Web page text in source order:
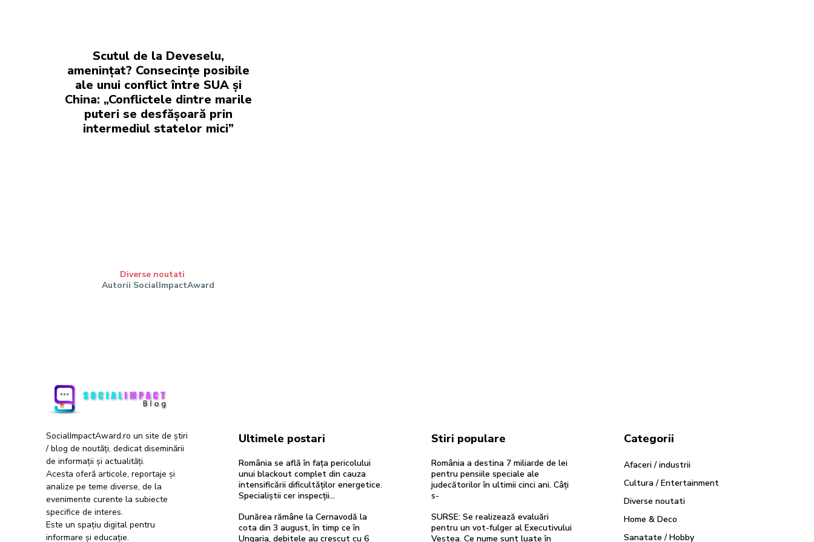
Scutul de la Deveselu,
amenințat? Consecințe posibile
ale unui conflict între SUA și
China: „Conflictele dintre marile
puteri se desfășoară prin
intermediul statelor mici”
Diverse noutati
Autorii SocialImpactAward
SocialImpactAward.ro un site de știri
/ blog de noutăți, dedicat diseminării
de informații și actualități.
Acesta oferă articole, reportaje și
analize pe teme diverse, de la
evenimente curente la subiecte
specifice de interes.
Este un spațiu digital pentru
informare și educație.
Ultimele postari
România se află în fața pericolului
unui blackout complet din cauza
intensificării dificultăților energetice.
Specialiștii cer inspecții…
Dunărea rămâne la Cernavodă la
cota din 3 august, în timp ce în
Ungaria, debitele au crescut cu 6
Stiri populare
România a destina 7 miliarde de lei
pentru pensiile speciale ale
judecătorilor în ultimii cinci ani. Câți
s-
SURSE: Se realizează evaluări
pentru un vot-fulger al Executivului
Veștea. Ce nume sunt luate în
Categorii
Afaceri / industrii
Cultura / Entertainment
Diverse noutati
Home & Deco
Sanatate / Hobby